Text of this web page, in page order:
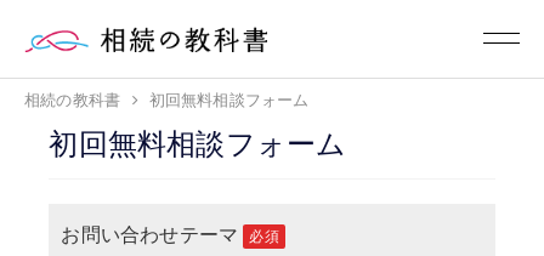
相続の教科書 初回無料相談フォーム
初回無料相談フォーム
お問い合わせテーマ 必須